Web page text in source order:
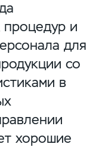
процедур и
для
со
в
хорошие